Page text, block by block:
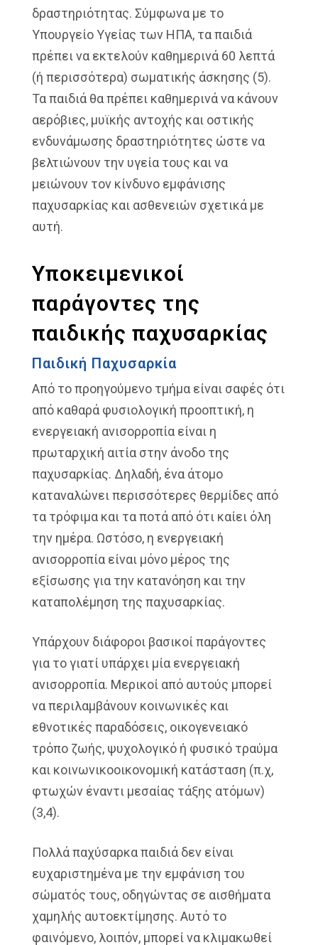
δραστηριότητας. Σύμφωνα με το
Υπουργείο Υγείας των ΗΠΑ, τα παιδιά
πρέπει να εκτελούν καθημερινά 60 λεπτά
(ή περισσότερα) σωματικής άσκησης (5).
Τα παιδιά θα πρέπει καθημερινά να κάνουν
αερόβιες, μυϊκής αντοχής και οστικής
ενδυνάμωσης δραστηριότητες ώστε να
βελτιώνουν την υγεία τους και να
μειώνουν τον κίνδυνο εμφάνισης
παχυσαρκίας και ασθενειών σχετικά με
αυτή.
Υποκειμενικοί
παράγοντες της
παιδικής παχυσαρκίας
Παιδική Παχυσαρκία
Από το προηγούμενο τμήμα είναι σαφές ότι
από καθαρά φυσιολογική προοπτική, η
ενεργειακή ανισορροπία είναι η
πρωταρχική αιτία στην άνοδο της
παχυσαρκίας. Δηλαδή, ένα άτομο
καταναλώνει περισσότερες θερμίδες από
τα τρόφιμα και τα ποτά από ότι καίει όλη
την ημέρα. Ωστόσο, η ενεργειακή
ανισορροπία είναι μόνο μέρος της
εξίσωσης για την κατανόηση και την
καταπολέμηση της παχυσαρκίας.
Υπάρχουν διάφοροι βασικοί παράγοντες
για το γιατί υπάρχει μία ενεργειακή
ανισορροπία. Μερικοί από αυτούς μπορεί
να περιλαμβάνουν κοινωνικές και
εθνοτικές παραδόσεις, οικογενειακό
τρόπο ζωής, ψυχολογικό ή φυσικό τραύμα
και κοινωνικοοικονομική κατάσταση (π.χ,
φτωχών έναντι μεσαίας τάξης ατόμων)
(3,4).
Πολλά παχύσαρκα παιδιά δεν είναι
ευχαριστημένα με την εμφάνιση του
σώματός τους, οδηγώντας σε αισθήματα
χαμηλής αυτοεκτίμησης. Αυτό το
φαινόμενο, λοιπόν, μπορεί να κλιμακωθεί